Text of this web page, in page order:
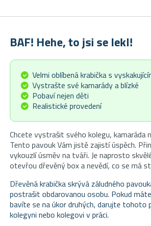
BAF! Hehe, to jsi se lekl!
Velmi oblíbená krabička s
Vystrašte své kamarády a blízké
Pobaví nejen děti
Realistické provedení
Chcete vystrašit svého kolegu, kamaráda
Tento pavouk Vám jistě zajistí úspěch.
vykouzlí úsměv na tváři. Je naprosto
otevřou dřevěný box a nevědí, co se má
Dřevěná krabička skrývá záludného
postrašit obdarovanou osobu. Pokud
bavíte se na úkor druhých, darujte tohoto
kolegyni nebo kolegovi v práci.